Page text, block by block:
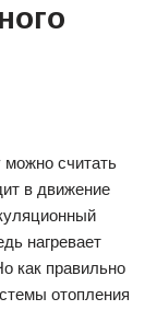
считать
в движение
нагревает
как правильно
отопления